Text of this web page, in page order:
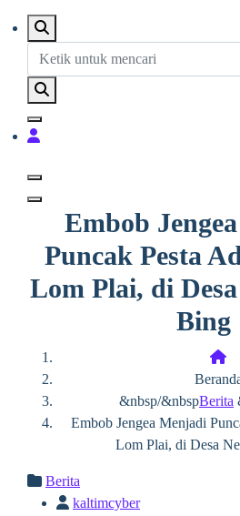
Embob
Puncak Pesta
Lom Plai, di
Bing
&nbsp/&nbspBerita
Embob Jengea Menjadi
Lom Plai, di Desa
Berita
kaltimcyber